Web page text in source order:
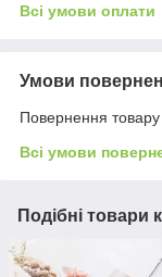
Всі умови оплати
Умови
Повернення
Всі умови
Подібні товари